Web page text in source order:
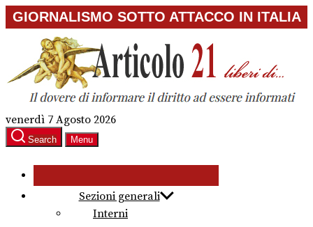
Skip
to
content
GIORNALISMO SOTTO ATTACCO IN ITALIA
venerdì 7 Agosto 2026
Search Menu
Sezioni generali
Interni